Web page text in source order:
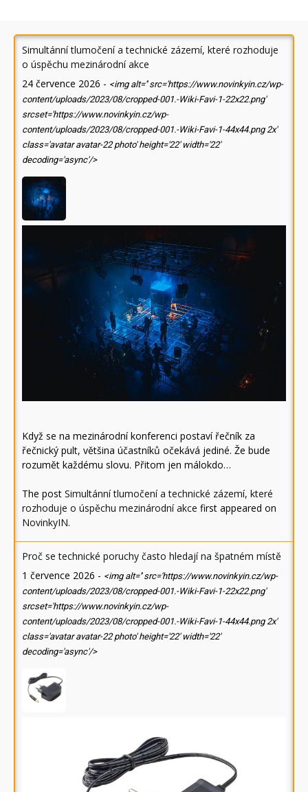
Simultánní tlumočení a technické zázemí, které rozhoduje
o úspěchu mezinárodní akce
24 července 2026 - <img alt='' src='https://www.novinkyin.cz/wp-
content/uploads/2023/08/cropped-001.-Wiki-Favi-1-22x22.png'
srcset='https://www.novinkyin.cz/wp-
content/uploads/2023/08/cropped-001.-Wiki-Favi-1-44x44.png 2x'
class='avatar avatar-22 photo' height='22' width='22'
decoding='async'/>
Když se na mezinárodní konferenci postaví řečník za
řečnický pult, většina účastníků očekává jediné. Že bude
rozumět každému slovu. Přitom jen málokdo…
The post Simultánní tlumočení a technické zázemí, které
rozhoduje o úspěchu mezinárodní akce first appeared on
NovinkyIN.
Proč se technické poruchy často hledají na špatném místě
1 července 2026 - <img alt='' src='https://www.novinkyin.cz/wp-
content/uploads/2023/08/cropped-001.-Wiki-Favi-1-22x22.png'
srcset='https://www.novinkyin.cz/wp-
content/uploads/2023/08/cropped-001.-Wiki-Favi-1-44x44.png 2x'
class='avatar avatar-22 photo' height='22' width='22'
decoding='async'/>